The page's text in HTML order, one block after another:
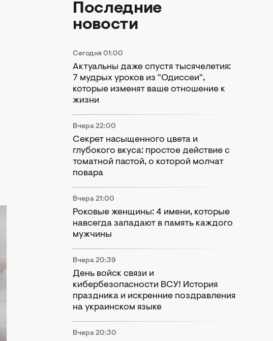
Последние
новости
Сегодня 01:00
Актуальны даже спустя тысячелетия:
7 мудрых уроков из "Одиссеи",
которые изменят ваше отношение к
жизни
Вчера 22:00
Секрет насыщенного цвета и
глубокого вкуса: простое действие с
томатной пастой, о которой молчат
повара
Вчера 21:00
Роковые женщины: 4 имени, которые
навсегда западают в память каждого
мужчины
Вчера 20:39
День войск связи и
кибербезопасности ВСУ! История
праздника и искренние поздравления
на украинском языке
Вчера 20:30